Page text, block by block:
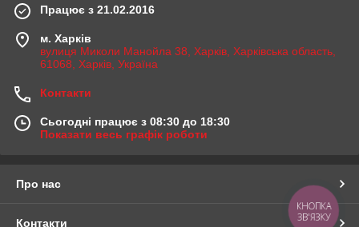
Працює з 21.02.2016
м. Харків
вулиця Миколи Манойла 38, Харків, Харківська область,
61068, Харків, Україна
Контакти
Сьогодні працює з 08:30 до 18:30
Показати весь графік роботи
Про нас
Контакти
КНОПКА
ЗВ'ЯЗКУ